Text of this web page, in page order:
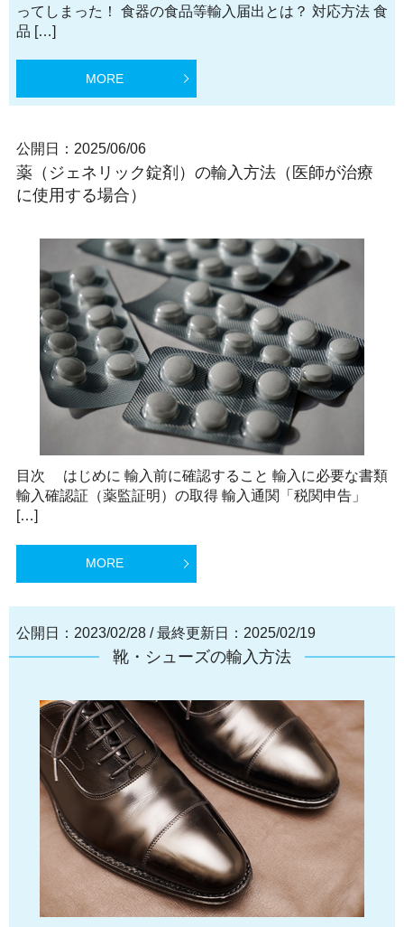
ってしまった！ 食器の食品等輸入届出とは？ 対応方法 食
品 […]
MORE
公開日： 2025/06/06
薬（ジェネリック錠剤）の輸入方法（医師が治療
に使用する場合）
目次 はじめに 輸入前に確認すること 輸入に必要な書類
輸入確認証（薬監証明）の取得 輸入通関「税関申告」
[…]
MORE
公開日：2023/02/28 /最終更新日：2025/02/19
靴・シューズの輸入方法